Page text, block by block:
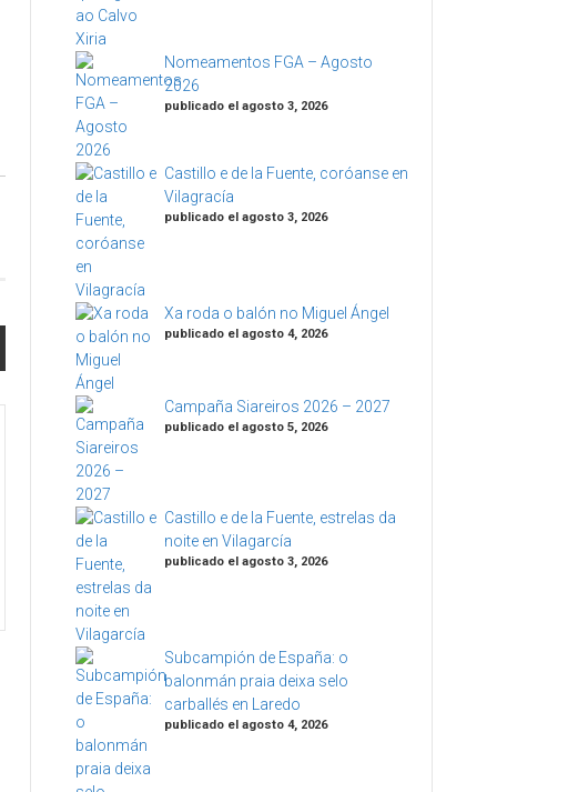
Nomeamentos FGA – Agosto
2026
publicado el agosto 3, 2026
Castillo e de la Fuente, coróanse en
Vilagracía
publicado el agosto 3, 2026
Xa roda o balón no Miguel Ángel
publicado el agosto 4, 2026
Campaña Siareiros 2026 – 2027
publicado el agosto 5, 2026
Castillo e de la Fuente, estrelas da
noite en Vilagarcía
publicado el agosto 3, 2026
Subcampión de España: o
balonmán praia deixa selo
carballés en Laredo
publicado el agosto 4, 2026